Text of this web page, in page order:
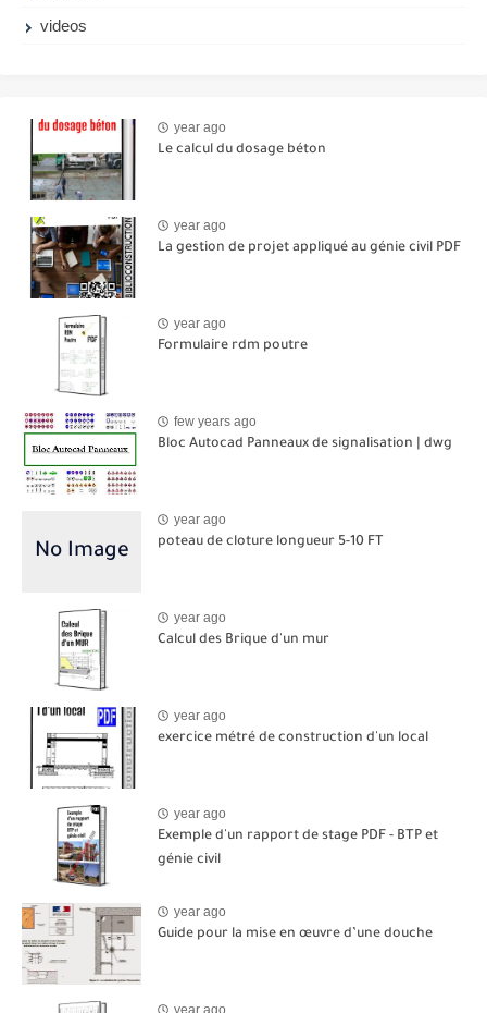
videos
year ago
Le calcul du dosage béton
year ago
La gestion de projet appliqué au génie civil PDF
year ago
Formulaire rdm poutre
few years ago
Bloc Autocad Panneaux de signalisation | dwg
year ago
poteau de cloture longueur 5-10 FT
year ago
Calcul des Brique d'un mur
year ago
exercice métré de construction d'un local
year ago
Exemple d'un rapport de stage PDF - BTP et
génie civil
year ago
Guide pour la mise en œuvre d’une douche
year ago